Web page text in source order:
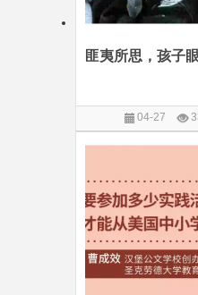
匪夷所思，孩子
04-27